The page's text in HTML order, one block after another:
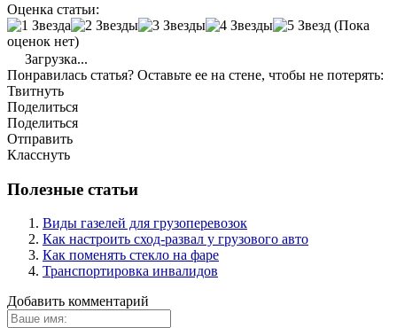
Оценка статьи:
(Пока
оценок нет)
Загрузка...
Понравилась статья? Оставьте ее на стене, чтобы не потерять:
Твитнуть
Поделиться
Поделиться
Отправить
Класснуть
Полезные статьи
Виды газелей для грузоперевозок
Как настроить сход-развал у грузового авто
Как поменять стекло на фаре
Транспортировка инвалидов
Добавить комментарий